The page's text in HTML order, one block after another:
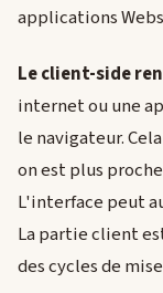
applications
Le client-side
internet ou une
le navigateur.
on est plus
L'interface peut
La partie client
des cycles de